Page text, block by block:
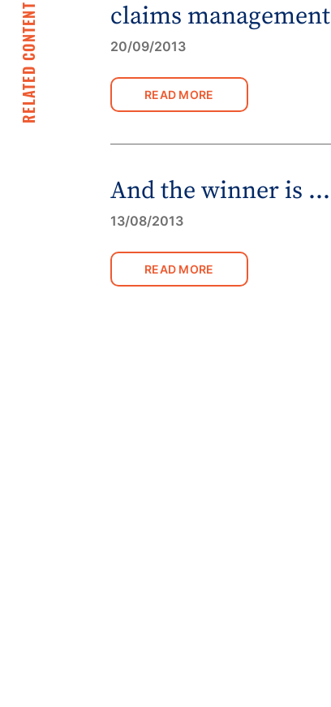
RELATED CONTENT claims management
20/09/2013
READ MORE
And the winner is …
13/08/2013
READ MORE